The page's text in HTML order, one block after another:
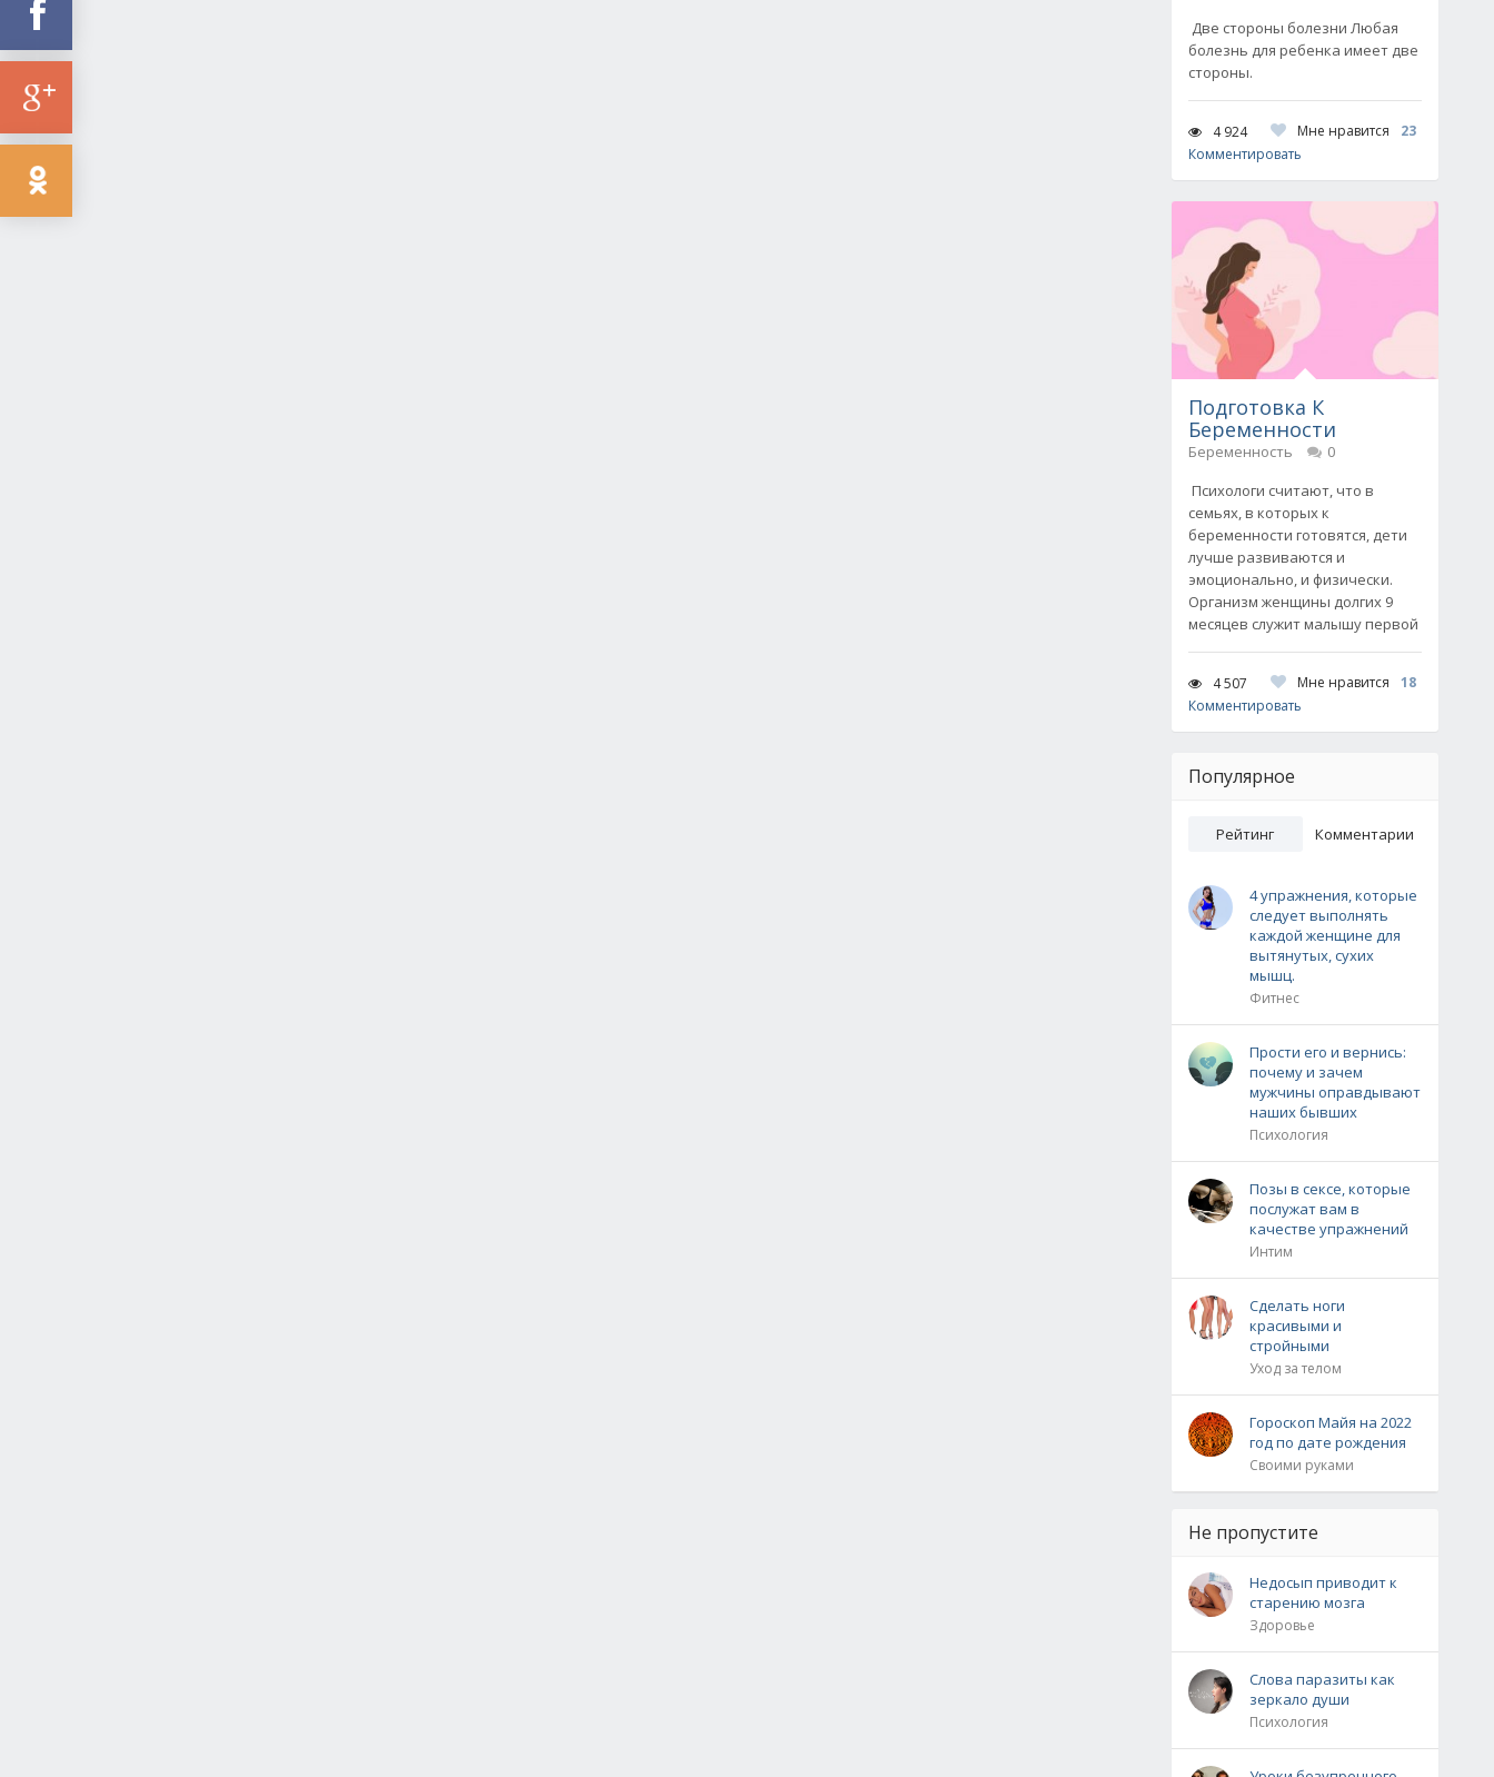
Две стороны болезни Любая
болезнь для ребенка имеет две
стороны.
4 924 Мне нравится
23
Комментировать
Подготовка К
Беременности
Беременность
0
Психологи считают, что в
семьях, в которых к
беременности готовятся, дети
лучше развиваются и
эмоционально, и физически.
Организм женщины долгих 9
месяцев служит малышу первой
4 507 Мне нравится
18
Комментировать
Популярное
Рейтинг Комментарии
4 упражнения, которые
следует выполнять
каждой женщине для
вытянутых, сухих
мышц.
Фитнес
Прости его и вернись:
почему и зачем
мужчины оправдывают
наших бывших
Психология
Позы в сексе, которые
послужат вам в
качестве упражнений
Интим
Сделать ноги
красивыми и
стройными
Уход за телом
Гороскоп Майя на 2022
год по дате рождения
Своими руками
Не пропустите
Недосып приводит к
старению мозга
Здоровье
Слова паразиты как
зеркало души
Психология